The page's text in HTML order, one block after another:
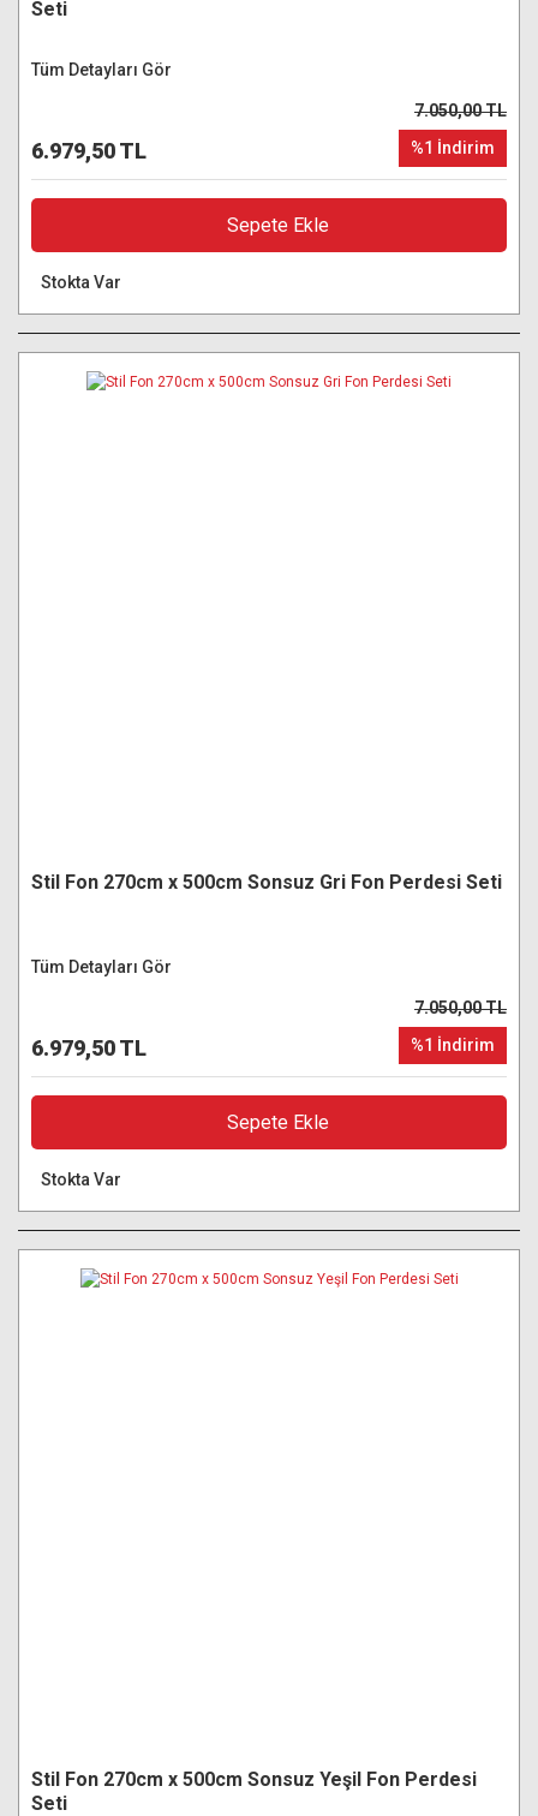
Seti
Tüm Detayları Gör
6.979,50 TL
7.050,00 TL
%1 İndirim
Sepete Ekle
Stokta Var
Stil Fon 270cm x 500cm Sonsuz Gri Fon Perdesi Seti
Tüm Detayları Gör
6.979,50 TL
7.050,00 TL
%1 İndirim
Sepete Ekle
Stokta Var
Stil Fon 270cm x 500cm Sonsuz Yeşil Fon Perdesi
Seti